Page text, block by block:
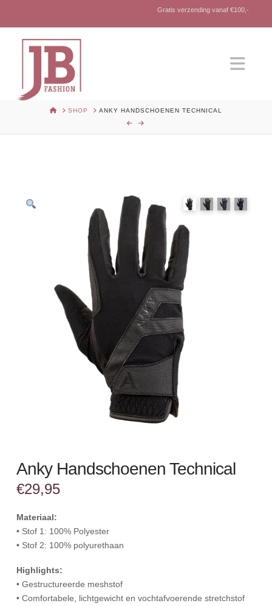
Gratis verzending vanaf €100,-
HOMESHOP ANKY HANDSCHOENEN TECHNICAL
Anky Handschoenen Technical
€29,95
Materiaal:
• Stof 1: 100% Polyester
• Stof 2: 100% polyurethaan
Highlights:
• Gestructureerde meshstof
• Comfortabele, lichtgewicht en vochtafvoerende stretchstof